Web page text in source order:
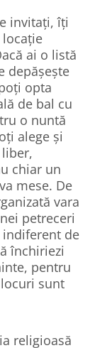
invitați, îți
ai o listă
depășește
opta
de bal cu
o nuntă
alege și
chiar un
mese. De
vara
petreceri
de
închiriezi
pentru
sunt
religioasă